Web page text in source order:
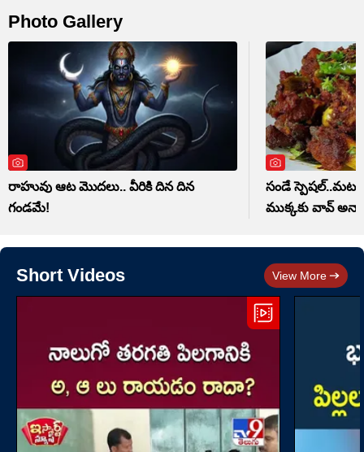
Photo Gallery
రాహువు ఆట మొదలు.. వీరికి దిన దిన
గండమే!
సండే స్పెషల్..మటన్
ముక్కకు వావ్
Short Videos View More